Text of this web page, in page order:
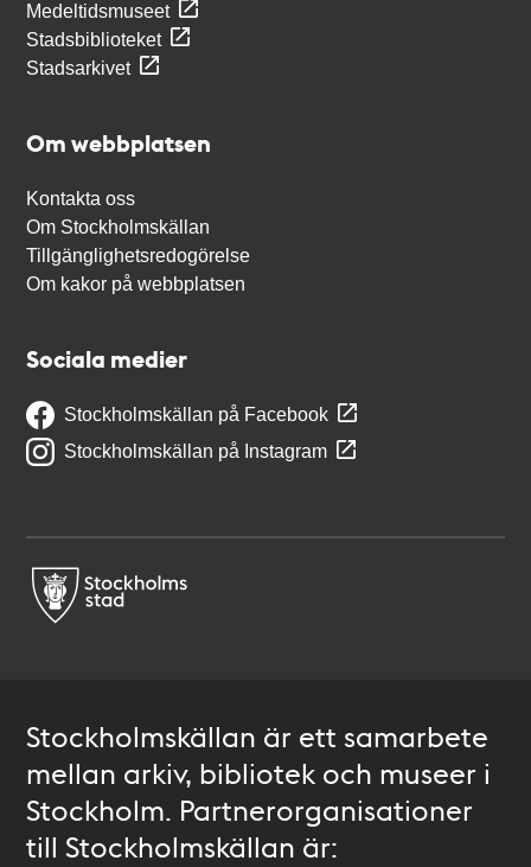
Medeltidsmuseet
Stadsbiblioteket
Stadsarkivet
Om webbplatsen
Kontakta oss
Om Stockholmskällan
Tillgänglighetsredogörelse
Om kakor på webbplatsen
Sociala medier
Stockholmskällan på Facebook
Stockholmskällan på Instagram
Stockholmskällan är ett samarbete
mellan arkiv, bibliotek och museer i
Stockholm. Partnerorganisationer
till Stockholmskällan är: